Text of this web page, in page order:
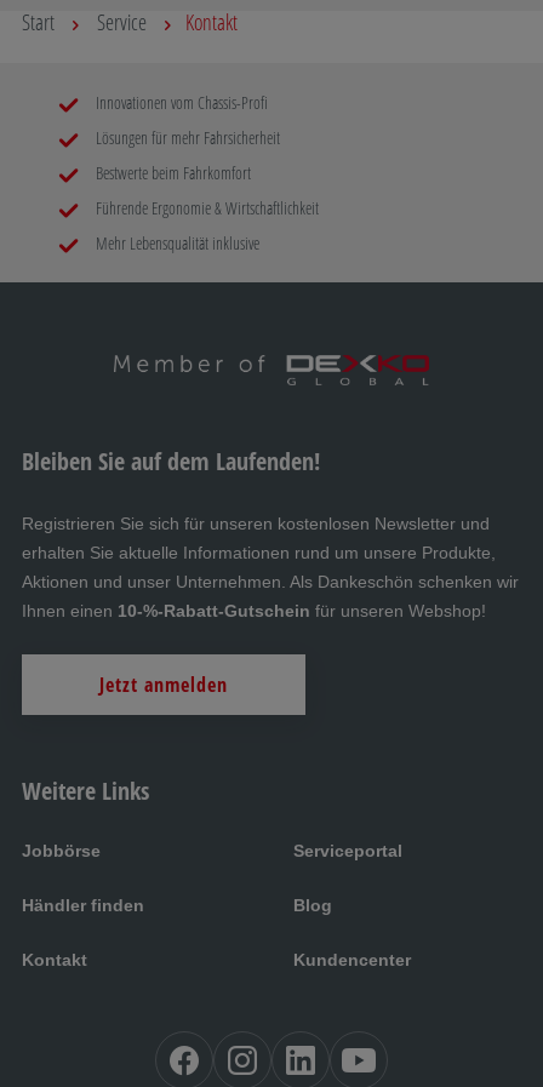
Start Service Kontakt
Innovationen vom Chassis-Profi
Lösungen für mehr Fahrsicherheit
Bestwerte beim Fahrkomfort
Führende Ergonomie & Wirtschaftlichkeit
Mehr Lebensqualität inklusive
Weitere Links
Jobbörse Serviceportal
Händler finden Blog
Kontakt Kundencenter
Bleiben Sie auf dem Laufenden!
Registrieren Sie sich für unseren kostenlosen Newsletter und
erhalten Sie aktuelle Informationen rund um unsere Produkte,
Aktionen und unser Unternehmen. Als Dankeschön schenken wir
Ihnen einen 10-%-Rabatt-Gutschein für unseren Webshop!
Jetzt anmelden